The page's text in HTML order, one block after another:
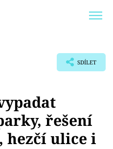
SDÍLET
řešení
hezčí ulice i